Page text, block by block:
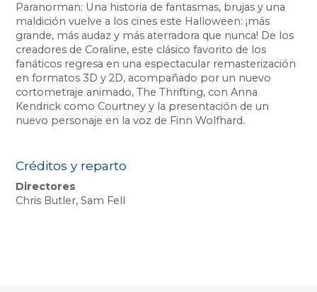
Paranorman: Una historia de fantasmas, brujas y una
maldición vuelve a los cines este Halloween: ¡más
grande, más audaz y más aterradora que nunca! De los
creadores de Coraline, este clásico favorito de los
fanáticos regresa en una espectacular remasterización
en formatos 3D y 2D, acompañado por un nuevo
cortometraje animado, The Thrifting, con Anna
Kendrick como Courtney y la presentación de un
nuevo personaje en la voz de Finn Wolfhard.
Créditos y reparto
Directores
Chris Butler, Sam Fell